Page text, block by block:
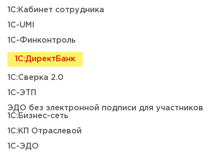
1С:Кабинет сотрудника
1C-UMI
1С-Финконтроль
1С:ДиректБанк
1С:Сверка 2.0
1С-ЭТП
ЭДО без электронной подписи для участников
1С:Бизнес-сеть
1С:КП Отраслевой
1С-ЭДО